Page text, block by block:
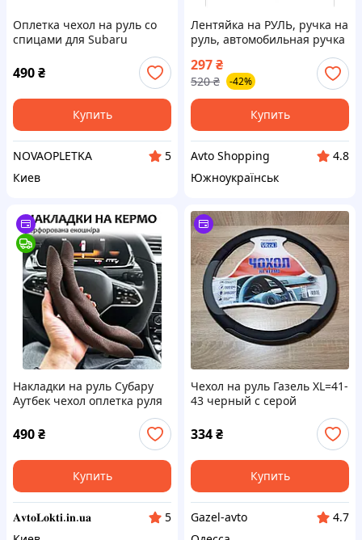
Оплетка чехол на руль со
спицами для Subaru
Outback 4 Legacy 5 / Субару
Аутбек 4 Легаси 5
490₴
Купить
NOVAOPLETKA
5
Киев
Лентяйка на РУЛЬ, ручка на
руль, автомобильная ручка
Черная wx541
297₴
520 ₴ -42%
Купить
Avto Shopping
4.8
Южноукраїнськ
Накладки на руль Субару
Аутбек чехол оплетка руля
490₴
Купить
𝐀𝐯𝐭𝐨𝐋𝐨𝐤𝐭𝐢.𝐢𝐧.𝐮𝐚
5
Чехол на руль Газель XL=41-
43 черный с серой
вставкой (пр-во Польша)
334₴
Купить
Gazel-avto
4.7